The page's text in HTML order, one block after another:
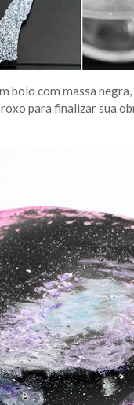
bolo com massa
para finalizar sua